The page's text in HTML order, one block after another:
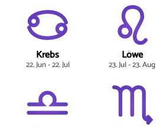
Krebs
22. Jun - 22. Jul
Löwe
23. Jul - 23. Aug